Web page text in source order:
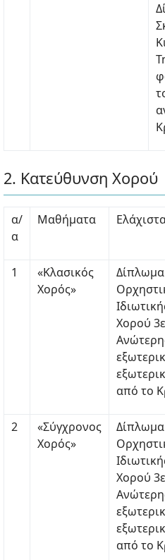
2. Κατεύθυνση Χορού
α/
α
Μαθήματα
1
«Κλασικός
Χορός»
Χορού
από το
2
«Σύγχρονος
Χορός»
Χορού
από το